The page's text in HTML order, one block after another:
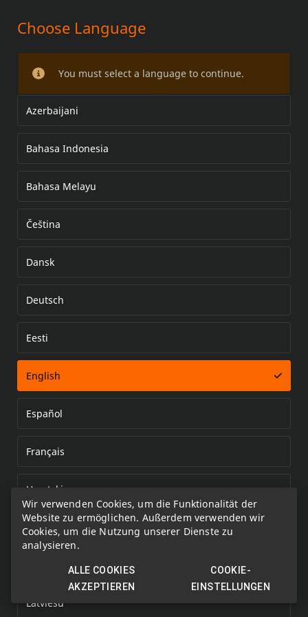
Wir verwenden Cookies, um die Funktionalität der
Website zu ermöglichen. Außerdem verwenden wir
Cookies, um die Nutzung unserer Dienste zu
analysieren.
ALLE COOKIES
AKZEPTIEREN
COOKIE-
EINSTELLUNGEN
SCHALTSTANGENZAPFENSATZ
Choose Language
You must select a language to continue.
Azerbaijani
Bahasa Indonesia
Bahasa Melayu
Čeština
Dansk
Deutsch
Eesti
English
Español
Français
Hrvatski
Italiano
Latviešu